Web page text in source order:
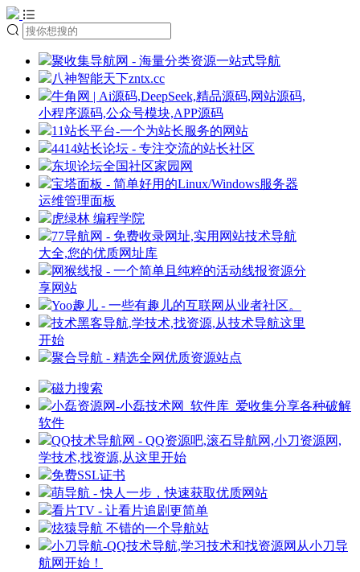
聚收集导航网 - 海量分类资源一站式导航
八神智能天下zntx.cc
牛角网 | Ai源码,DeepSeek,精品源码,网站源码,
小程序源码,公众号模块,APP源码
11站长平台-一个为站长服务的网站
4414站长论坛 - 专注交流的站长社区
东坝论坛全国社区家园网
宝塔面板 - 简单好用的Linux/Windows服务器
运维管理面板
虎绿林 编程学院
77导航网 - 免费收录网址,实用网站技术导航
大全,您的优质网址库
网猴线报 - 一个简单且纯粹的活动线报资源分
享网站
Yoo趣儿 - 一些有趣儿的互联网从业者社区。
技术黑客导航,学技术,找资源,从技术导航这里
开始
聚合导航 - 精选全网优质资源站点
磁力搜索
小磊资源网-小磊技术网_软件库_爱收集分享各种破解
软件
QQ技术导航网 - QQ资源吧,滚石导航网,小刀资源网,
学技术,找资源,从这里开始
免费SSL证书
萌导航 - 快人一步，快速获取优质网站
看片TV - 让看片追剧更简单
炫猿导航 不错的一个导航站
小刀导航-QQ技术导航,学习技术和找资源网从小刀导
航网开始！